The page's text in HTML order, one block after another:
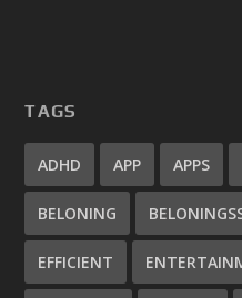
TAGS
ADHD APP APPS
BELONING
EFFICIENT